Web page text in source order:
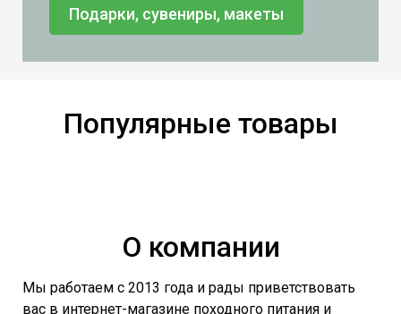
Подарки, сувениры, макеты
Популярные товары
О компании
Мы работаем с 2013 года и рады приветствовать
вас в интернет-магазине походного питания и